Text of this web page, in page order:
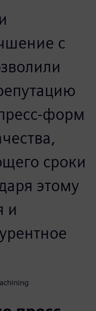
с
форм
сроки
этому
и